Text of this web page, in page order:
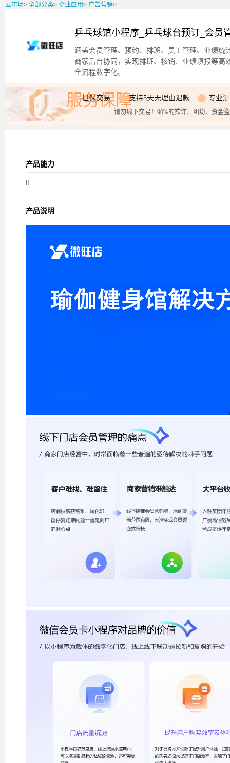
云市场> 全部分类> 企业应用> 广告营销>
乒乓球馆小程序_乒乓球台预订_会员
涵盖会员管理、预约、排班、员工管理、业绩
商家后台协同，实现排班、核销、业绩填报等
全流程数字化。
服务保障
担保交易 支持5天无理由退款 专业
请勿线下交易！90%的欺诈、纠纷、资金
产品能力
[]
产品说明